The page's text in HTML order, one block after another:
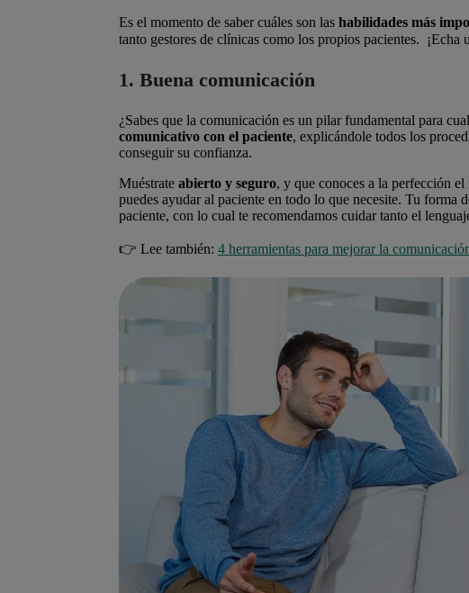
Es el momento de saber cuáles son las habilidades más
tanto gestores de clínicas como los propios pacientes. ¡Echa
1. Buena comunicación
¿Sabes que la comunicación es un pilar fundamental para
comunicativo con el paciente, explicándole todos los
conseguir su confianza.
Muéstrate abierto y seguro, y que conoces a la perfección
puedes ayudar al paciente en todo lo que necesite. Tu
paciente, con lo cual te recomendamos cuidar tanto el
👉 Lee también: 4 herramientas para mejorar la